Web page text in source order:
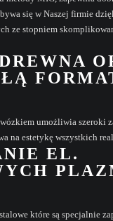
się w Naszej firmie
ze stopniem
umożliwia szeroki
na estetykę wszystkich
EL.
które są specjalnie